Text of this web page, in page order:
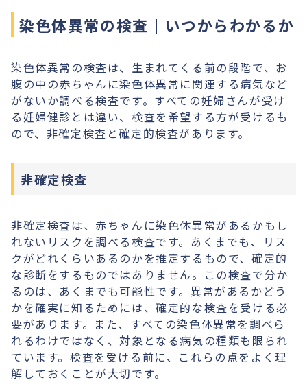
染色体異常の検査｜いつからわかるか
染色体異常の検査は、生まれてくる前の段階で、お
腹の中の赤ちゃんに染色体異常に関連する病気など
がないか調べる検査です。すべての妊婦さんが受け
る妊婦健診とは違い、検査を希望する方が受けるも
ので、非確定検査と確定的検査があります。
非確定検査
非確定検査は、赤ちゃんに染色体異常があるかもし
れないリスクを調べる検査です。あくまでも、リス
クがどれくらいあるのかを推定するもので、確定的
な診断をするものではありません。この検査で分か
るのは、あくまでも可能性です。異常があるかどう
かを確実に知るためには、確定的な検査を受ける必
要があります。また、すべての染色体異常を調べら
れるわけではなく、対象となる病気の種類も限られ
ています。検査を受ける前に、これらの点をよく理
解しておくことが大切です。